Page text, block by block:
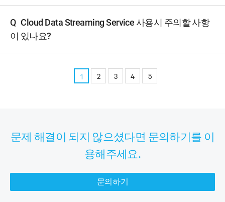
Q Cloud Data Streaming Service 사용시 주의할 사항
이 있나요?
1 2 3 4 5
문제 해결이 되지 않으셨다면 문의하기를 이
용해주세요.
문의하기